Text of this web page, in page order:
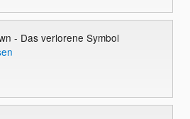
- Das verlorene Symbol